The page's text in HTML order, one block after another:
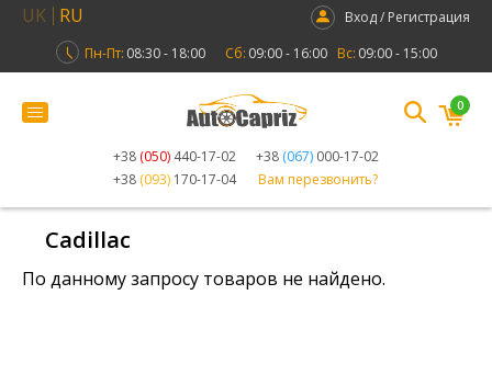
UK RU
Вход / Регистрация
Пн-Пт: 08:30 - 18:00 Сб: 09:00 - 16:00 Вс: 09:00 - 15:00
+38 (050) 440-17-02 +38 (067) 000-17-02
+38 (093) 170-17-04 Вам перезвонить?
0
Cadillac
По данному запросу товаров не найдено.